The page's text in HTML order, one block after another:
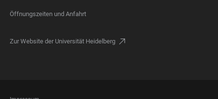
Öffnungszeiten und Anfahrt
Zur Website der Universität Heidelberg